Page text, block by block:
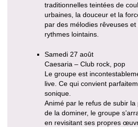
traditionnelles teintées de
urbaines, la douceur et la
par des mélodies rêveuses
rythmes lointains.
Samedi 27 août
Caesaria – Club rock, pop
Le groupe est
live. Ce qui convient
sonique.
Animé par le refus de subir la
de la dominer, le groupe
en revisitant ses propres